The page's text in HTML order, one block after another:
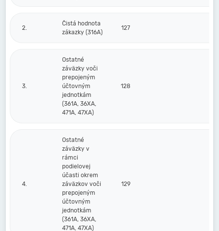
2.
Čistá hodnota
zákazky (316A)
127
3.
Ostatné
záväzky voči
prepojeným
účtovným
jednotkám
(361A, 36XA,
471A, 47XA)
128
4.
Ostatné
záväzky v
rámci
podielovej
účasti okrem
záväzkov voči
prepojeným
účtovným
jednotkám
(361A, 36XA,
471A, 47XA)
129